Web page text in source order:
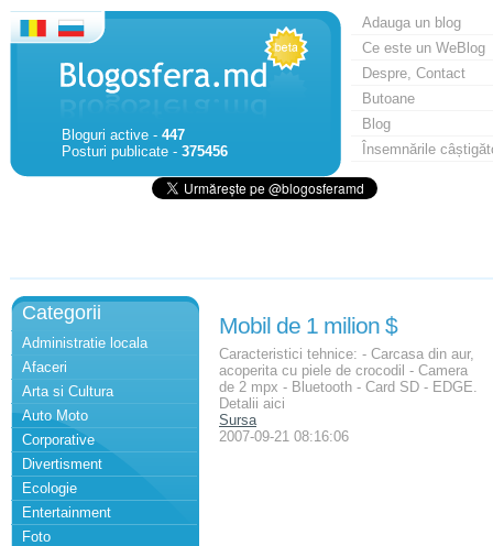
Bloguri active - 447
Posturi publicate - 375456
Adauga un blog
Ce este un WeBlog
Despre, Contact
Butoane
Blog
Însemnările
Categorii
Administratie locala
Afaceri
Arta si Cultura
Auto Moto
Corporative
Divertisment
Ecologie
Entertainment
Foto
Mobil de 1 milion $
Caracteristici tehnice: - Carcasa din aur,
acoperita cu piele de crocodil - Camera
de 2 mpx - Bluetooth - Card SD - EDGE.
Detalii aici
Sursa
2007-09-21 08:16:06